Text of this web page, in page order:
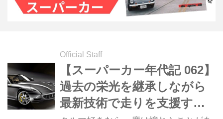
Official Staff
【スーパーカー年代記 062】
過去の栄光を継承しながら
最新技術で走りを支援す